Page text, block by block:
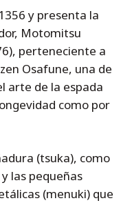
y presenta la
Motomitsu
perteneciente a
Osafune, una de
arte de la espada
como por
(tsuka), como
las pequeñas
(menuki) que